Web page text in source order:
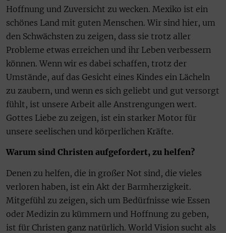
Hoffnung und Zuversicht zu wecken. Mexiko ist ein
schönes Land mit guten Menschen. Wir sind hier, um
den Schwächsten zu zeigen, dass sie trotz aller
Probleme etwas erreichen und ihr Leben verbessern
können. Wenn wir es dabei schaffen, trotz der
Umstände, auf das Gesicht eines Kindes ein Lächeln
zu zaubern, und wenn es sich geliebt und gut versorgt
fühlt, ist unsere Arbeit alle Anstrengungen wert.
Gottes Liebe zu zeigen, ist ein starker Motor für
unsere seelischen und körperlichen Kräfte.
Warum sind Christen aufgefordert, zu helfen?
Denen zu helfen, die in großer Not sind, die vieles
verloren haben, ist ein Akt der Barmherzigkeit.
Mitgefühl zu zeigen, sich um Bedürfnisse wie Essen
oder Medizin zu kümmern und Hoffnung zu geben,
ist für Christen ganz natürlich. World Vision sucht als